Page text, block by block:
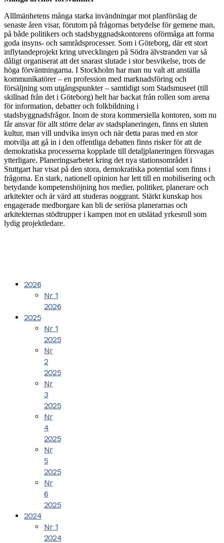
Alllmänhetens många starka invändningar mot planförslag de
senaste åren visar, förutom på frågornas betydelse för gemene man,
på både politikers och stadsbyggnadskontorens oförmåga att forma
goda insyns- och samrådsprocesser. Som i Göteborg, där ett stort
inflytandeprojekt kring utvecklingen på Södra älvstranden var så
dåligt organiserat att det snarast slutade i stor besvikelse, trots de
höga förväntningarna. I Stockholm har man nu valt att anställa
kommunikatörer – en profession med marknadsföring och
försäljning som utgångspunkter – samtidigt som Stadsmuseet (till
skillnad från det i Göteborg) helt har backat från rollen som arena
för information, debatter och folkbildning i
stadsbyggnadsfrågor. Inom de stora kommersiella kontoren, som nu
får ansvar för allt större delar av stadsplaneringen, finns en sluten
kultur, man vill undvika insyn och när detta paras med en stor
motvilja att gå in i den offentliga debatten finns risker för att de
demokratiska processerna kopplade till detaljplaneringen försvagas
ytterligare. Planeringsarbetet kring det nya stationsområdet i
Stuttgart har visat på den stora, demokratiska potential som finns i
frågorna. En stark, nationell opinion har lett till en mobilisering och
betydande kompetenshöjning hos medier, politiker, planerare och
arkitekter och är värd att studeras noggrant. Stärkt kunskap hos
engagerade medborgare kan bli de seriösa planerarnas och
arkitekternas stödtrupper i kampen mot en utslätad yrkesroll som
lydig projektledare.
2026
Nr 1
2026
2025
Nr 1
2025
Nr
2
2025
Nr
3
2025
Nr
4
2025
Nr
5
2025
Nr
6
2025
2024
Nr 1
2024